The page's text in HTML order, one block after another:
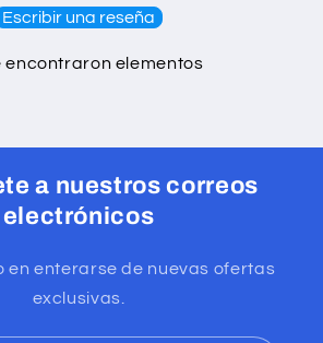
Escribir una reseña
encontraron elementos
a nuestros correos
electrónicos
en enterarse de nuevas ofertas
exclusivas.